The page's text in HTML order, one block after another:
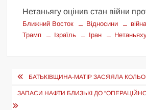
Нетаньягу оцінив стан війни
Ближний Восток Відносини війна
Трамп
Ізраїль Іран
Навігація
записів
БАТЬКІВЩИНА-МАТІР ЗАСЯЯЛА
ЗАПАСИ НАФТИ БЛИЗЬКІ ДО